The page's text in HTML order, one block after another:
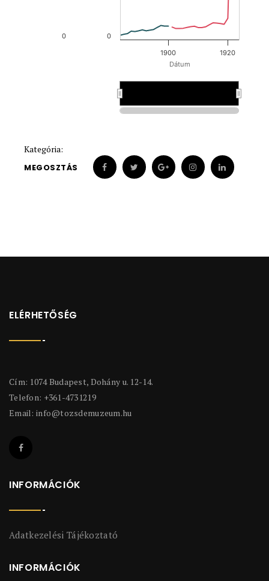
Dátum
1900 1920
0
0
Kategória:
MEGOSZTÁS
ELÉRHETŐSÉG
Cím: 1074 Budapest, Dohány u. 12-14.
Telefon: +361-4731219
Email: info@tozsdemuzeum.hu
INFORMÁCIÓK
Adatkezelési Tájékoztató
INFORMÁCIÓK